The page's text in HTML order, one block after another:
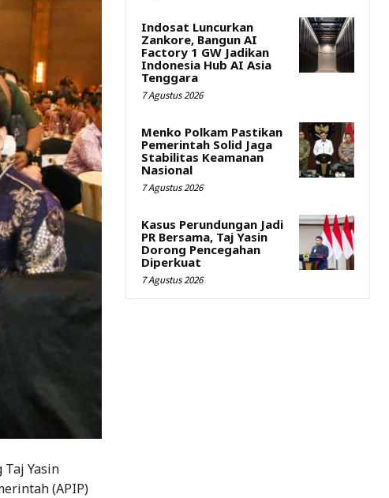
Yasin
(APIP)
Indosat Luncurkan
Zankore, Bangun AI
Factory 1 GW Jadikan
Indonesia Hub AI Asia
Tenggara
7 Agustus 2026
Menko Polkam Pastikan
Pemerintah Solid Jaga
Stabilitas Keamanan
Nasional
7 Agustus 2026
Kasus Perundungan Jadi
PR Bersama, Taj Yasin
Dorong Pencegahan
Diperkuat
7 Agustus 2026